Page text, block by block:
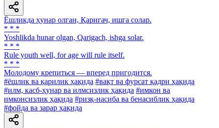
Ёшликда ҳунар олган, Қаригач, ишга солар.
* * *
Yoshlikda hunar olgan, Qarigach, ishga solar.
* * *
Rule youth well, for age will rule itself.
* * *
Молодому крепиться — вперед пригодится.
#ёшлик ва қарилик ҳақида #вақт ва фурсат қадри ҳақида
#илм, касб-ҳунар ва илмсизлик ҳақида #имкон ва
имконсизлик ҳақида #ризқ-насиба ва бенасиблик ҳақида
#фойда ва зарар ҳақида